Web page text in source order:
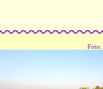
Foto: